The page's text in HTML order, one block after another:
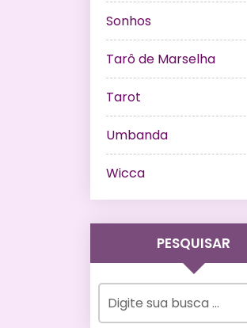
Sonhos
Tarô de Marselha
Tarot
Umbanda
Wicca
PESQUISAR